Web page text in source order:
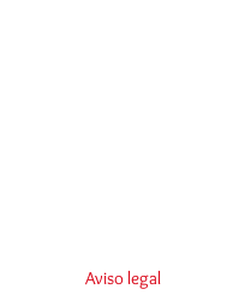
Aviso legal